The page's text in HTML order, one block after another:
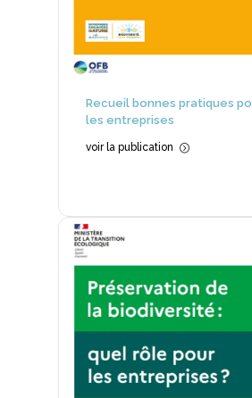
Recueil bonnes pratiques
les entreprises
voir la publication =